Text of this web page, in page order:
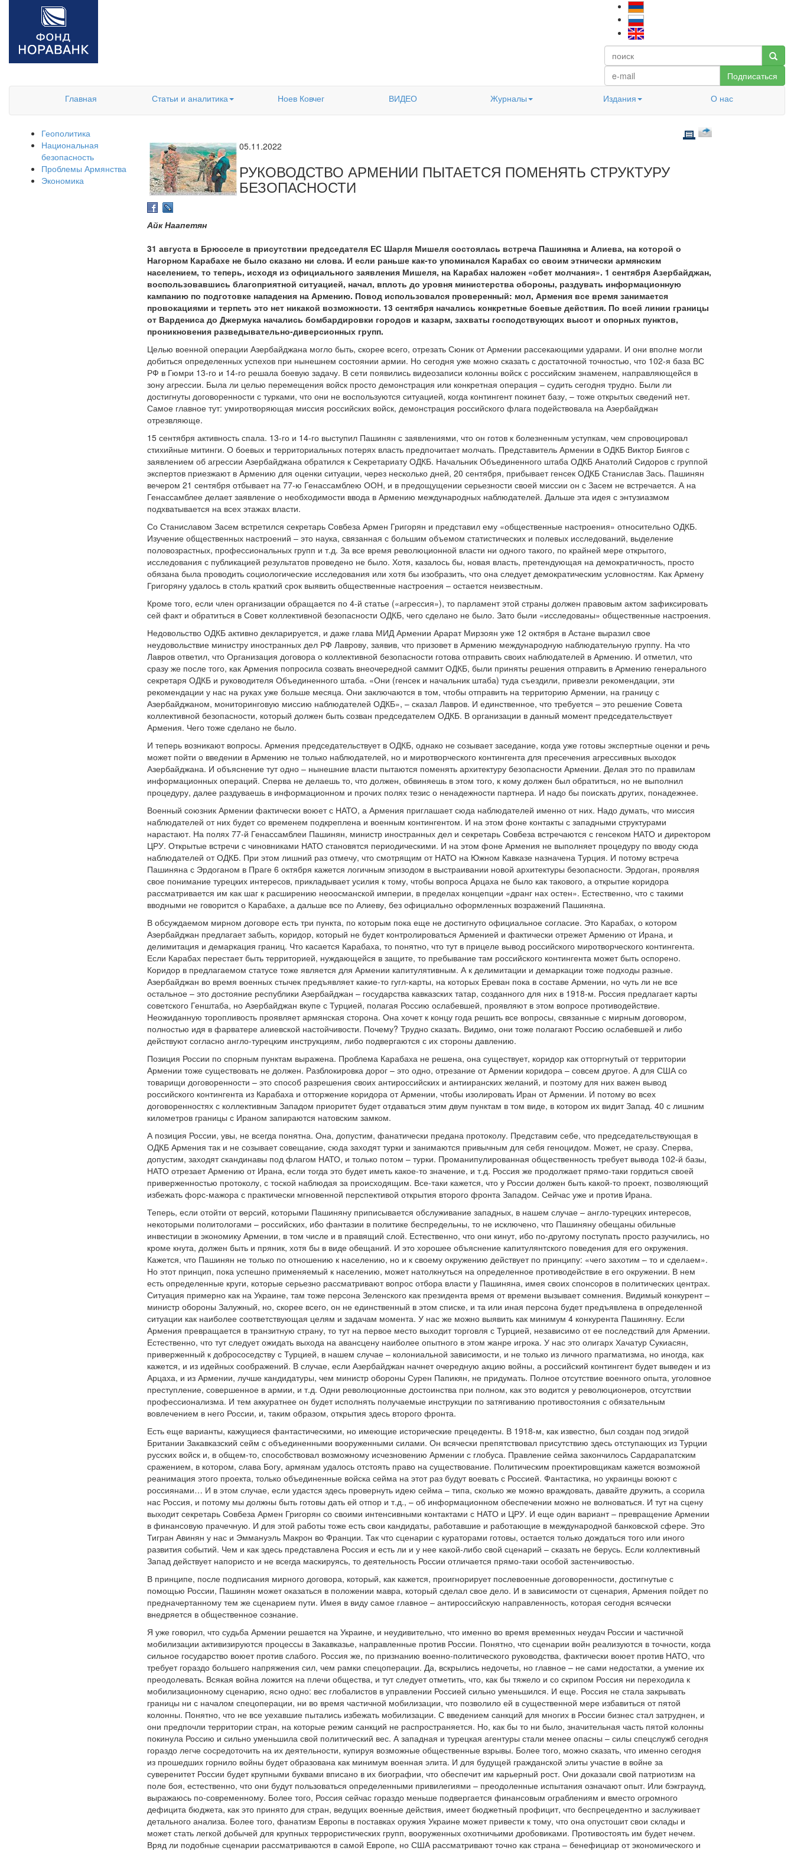
Подписаться
Главная
Статьи и аналитика Ноев Ковчег ВИДЕО Журналы Издания О нас
Геополитика
Национальная
безопасность
Проблемы Армянства
Экономика
05.11.2022
РУКОВОДСТВО АРМЕНИИ ПЫТАЕТСЯ ПОМЕНЯТЬ СТРУКТУРУ
БЕЗОПАСНОСТИ
Айк Наапетян
31 августа в Брюсселе в присутствии председателя ЕС Шарля Мишеля состоялась встреча Пашиняна и Алиева, на которой о
Нагорном Карабахе не было сказано ни слова. И если раньше как-то упоминался Карабах со своим этнически армянским
населением, то теперь, исходя из официального заявления Мишеля, на Карабах наложен «обет молчания». 1 сентября Азербайджан,
воспользовавшись благоприятной ситуацией, начал, вплоть до уровня министерства обороны, раздувать информационную
кампанию по подготовке нападения на Армению. Повод использовался проверенный: мол, Армения все время занимается
провокациями и терпеть это нет никакой возможности. 13 сентября начались конкретные боевые действия. По всей линии границы
от Вардениса до Джермука начались бомбардировки городов и казарм, захваты господствующих высот и опорных пунктов,
проникновения разведывательно-диверсионных групп.
Целью военной операции Азербайджана могло быть, скорее всего, отрезать Сюник от Армении рассекающими ударами. И они вполне могли
добиться определенных успехов при нынешнем состоянии армии. Но сегодня уже можно сказать с достаточной точностью, что 102-я база ВС
РФ в Гюмри 13-го и 14-го решала боевую задачу. В сети появились видеозаписи колонны войск с российским знаменем, направляющейся в
зону агрессии. Была ли целью перемещения войск просто демонстрация или конкретная операция – судить сегодня трудно. Были ли
достигнуты договоренности с турками, что они не воспользуются ситуацией, когда контингент покинет базу, – тоже открытых сведений нет.
Самое главное тут: умиротворяющая миссия российских войск, демонстрация российского флага подействовала на Азербайджан
отрезвляюще.
15 сентября активность спала. 13-го и 14-го выступил Пашинян с заявлениями, что он готов к болезненным уступкам, чем спровоцировал
стихийные митинги. О боевых и территориальных потерях власть предпочитает молчать. Представитель Армении в ОДКБ Виктор Биягов с
заявлением об агрессии Азербайджана обратился к Секретариату ОДКБ. Начальник Объединенного штаба ОДКБ Анатолий Сидоров с группой
экспертов приезжают в Армению для оценки ситуации, через несколько дней, 20 сентября, прибывает генсек ОДКБ Станислав Зась. Пашинян
вечером 21 сентября отбывает на 77-ю Генассамблею ООН, и в предощущении серьезности своей миссии он с Засем не встречается. А на
Генассамблее делает заявление о необходимости ввода в Армению международных наблюдателей. Дальше эта идея с энтузиазмом
подхватывается на всех этажах власти.
Со Станиславом Засем встретился секретарь Совбеза Армен Григорян и представил ему «общественные настроения» относительно ОДКБ.
Изучение общественных настроений – это наука, связанная с большим объемом статистических и полевых исследований, выделение
половозрастных, профессиональных групп и т.д. За все время революционной власти ни одного такого, по крайней мере открытого,
исследования с публикацией результатов проведено не было. Хотя, казалось бы, новая власть, претендующая на демократичность, просто
обязана была проводить социологические исследования или хотя бы изобразить, что она следует демократическим условностям. Как Армену
Григоряну удалось в столь краткий срок выявить общественные настроения – остается неизвестным.
Кроме того, если член организации обращается по 4-й статье («агрессия»), то парламент этой страны должен правовым актом зафиксировать
сей факт и обратиться в Совет коллективной безопасности ОДКБ, чего сделано не было. Зато были «исследованы» общественные настроения.
Недовольство ОДКБ активно декларируется, и даже глава МИД Армении Арарат Мирзоян уже 12 октября в Астане выразил свое
неудовольствие министру иностранных дел РФ Лаврову, заявив, что призовет в Армению международную наблюдательную группу. На что
Лавров ответил, что Организация договора о коллективной безопасности готова отправить своих наблюдателей в Армению. И отметил, что
сразу же после того, как Армения попросила созвать внеочередной саммит ОДКБ, были приняты решения отправить в Армению генерального
секретаря ОДКБ и руководителя Объединенного штаба. «Они (генсек и начальник штаба) туда съездили, привезли рекомендации, эти
рекомендации у нас на руках уже больше месяца. Они заключаются в том, чтобы отправить на территорию Армении, на границу с
Азербайджаном, мониторинговую миссию наблюдателей ОДКБ», – сказал Лавров. И единственное, что требуется – это решение Совета
коллективной безопасности, который должен быть созван председателем ОДКБ. В организации в данный момент председательствует
Армения. Чего тоже сделано не было.
И теперь возникают вопросы. Армения председательствует в ОДКБ, однако не созывает заседание, когда уже готовы экспертные оценки и речь
может пойти о введении в Армению не только наблюдателей, но и миротворческого контингента для пресечения агрессивных выходок
Азербайджана. И объяснение тут одно – нынешние власти пытаются поменять архитектуру безопасности Армении. Делая это по правилам
информационных операций. Сперва не делаешь то, что должен, обвиняешь в этом того, к кому должен был обратиться, но не выполнил
процедуру, далее раздуваешь в информационном и прочих полях тезис о ненадежности партнера. И надо бы поискать других, понадежнее.
Военный союзник Армении фактически воюет с НАТО, а Армения приглашает сюда наблюдателей именно от них. Надо думать, что миссия
наблюдателей от них будет со временем подкреплена и военным контингентом. И на этом фоне контакты с западными структурами
нарастают. На полях 77-й Генассамблеи Пашинян, министр иностранных дел и секретарь Совбеза встречаются с генсеком НАТО и директором
ЦРУ. Открытые встречи с чиновниками НАТО становятся периодическими. И на этом фоне Армения не выполняет процедуру по вводу сюда
наблюдателей от ОДКБ. При этом лишний раз отмечу, что смотрящим от НАТО на Южном Кавказе назначена Турция. И потому встреча
Пашиняна с Эрдоганом в Праге 6 октября кажется логичным эпизодом в выстраивании новой архитектуры безопасности. Эрдоган, проявляя
свое понимание турецких интересов, прикладывает усилия к тому, чтобы вопроса Арцаха не было как такового, а открытие коридора
рассматривается им как шаг к расширению неоосманской империи, в пределах концепции «дранг нах остен». Естественно, что с такими
вводными не говорится о Карабахе, а дальше все по Алиеву, без официально оформленных возражений Пашиняна.
В обсуждаемом мирном договоре есть три пункта, по которым пока еще не достигнуто официальное согласие. Это Карабах, о котором
Азербайджан предлагает забыть, коридор, который не будет контролироваться Арменией и фактически отрежет Армению от Ирана, и
делимитация и демаркация границ. Что касается Карабаха, то понятно, что тут в прицеле вывод российского миротворческого контингента.
Если Карабах перестает быть территорией, нуждающейся в защите, то пребывание там российского контингента может быть оспорено.
Коридор в предлагаемом статусе тоже является для Армении капитулятивным. А к делимитации и демаркации тоже подходы разные.
Азербайджан во время военных стычек предъявляет какие-то гугл-карты, на которых Ереван пока в составе Армении, но чуть ли не все
остальное – это достояние республики Азербайджан – государства кавказских татар, созданного для них в 1918-м. Россия предлагает карты
советского Генштаба, но Азербайджан вкупе с Турцией, полагая Россию ослабевшей, проявляют в этом вопросе противодействие.
Неожиданную торопливость проявляет армянская сторона. Она хочет к концу года решить все вопросы, связанные с мирным договором,
полностью идя в фарватере алиевской настойчивости. Почему? Трудно сказать. Видимо, они тоже полагают Россию ослабевшей и либо
действуют согласно англо-турецким инструкциям, либо подвергаются с их стороны давлению.
Позиция России по спорным пунктам выражена. Проблема Карабаха не решена, она существует, коридор как отторгнутый от территории
Армении тоже существовать не должен. Разблокировка дорог – это одно, отрезание от Армении коридора – совсем другое. А для США со
товарищи договоренности – это способ разрешения своих антироссийских и антииранских желаний, и поэтому для них важен вывод
российского контингента из Карабаха и отторжение коридора от Армении, чтобы изолировать Иран от Армении. И потому во всех
договоренностях с коллективным Западом приоритет будет отдаваться этим двум пунктам в том виде, в котором их видит Запад. 40 с лишним
километров границы с Ираном запираются натовским замком.
А позиция России, увы, не всегда понятна. Она, допустим, фанатически предана протоколу. Представим себе, что председательствующая в
ОДКБ Армения так и не созывает совещание, сюда заходят турки и занимаются привычным для себя геноцидом. Может, не сразу. Сперва,
допустим, заходят скандинавы под флагом НАТО, и только потом – турки. Проманипулированная общественность требует вывода 102-й базы,
НАТО отрезает Армению от Ирана, если тогда это будет иметь какое-то значение, и т.д. Россия же продолжает прямо-таки гордиться своей
приверженностью протоколу, с тоской наблюдая за происходящим. Все-таки кажется, что у России должен быть какой-то проект, позволяющий
избежать форс-мажора с практически мгновенной перспективой открытия второго фронта Западом. Сейчас уже и против Ирана.
Теперь, если отойти от версий, которыми Пашиняну приписывается обслуживание западных, в нашем случае – англо-турецких интересов,
некоторыми политологами – российских, ибо фантазии в политике беспредельны, то не исключено, что Пашиняну обещаны обильные
инвестиции в экономику Армении, в том числе и в правящий слой. Естественно, что они кинут, ибо по-другому поступать просто разучились, но
кроме кнута, должен быть и пряник, хотя бы в виде обещаний. И это хорошее объяснение капитулянтского поведения для его окружения.
Кажется, что Пашинян не только по отношению к населению, но и к своему окружению действует по принципу: «чего захотим – то и сделаем».
Но этот принцип, пока успешно применяемый к населению, может натолкнуться на определенное противодействие в его окружении. В нем
есть определенные круги, которые серьезно рассматривают вопрос отбора власти у Пашиняна, имея своих спонсоров в политических центрах.
Ситуация примерно как на Украине, там тоже персона Зеленского как президента время от времени вызывает сомнения. Видимый конкурент –
министр обороны Залужный, но, скорее всего, он не единственный в этом списке, и та или иная персона будет предъявлена в определенной
ситуации как наиболее соответствующая целям и задачам момента. У нас же можно выявить как минимум 4 конкурента Пашиняну. Если
Армения превращается в транзитную страну, то тут на первое место выходит торговля с Турцией, независимо от ее последствий для Армении.
Естественно, что тут следует ожидать выхода на авансцену наиболее опытного в этом жанре игрока. У нас это олигарх Хачатур Сукиасян,
приверженный к добрососедству с Турцией, в нашем случае – колониальной зависимости, и не только из личного прагматизма, но иногда, как
кажется, и из идейных соображений. В случае, если Азербайджан начнет очередную акцию войны, а российский контингент будет выведен и из
Арцаха, и из Армении, лучше кандидатуры, чем министр обороны Сурен Папикян, не придумать. Полное отсутствие военного опыта, уголовное
преступление, совершенное в армии, и т.д. Одни революционные достоинства при полном, как это водится у революционеров, отсутствии
профессионализма. И тем аккуратнее он будет исполнять получаемые инструкции по затягиванию противостояния с обязательным
вовлечением в него России, и, таким образом, открытия здесь второго фронта.
Есть еще варианты, кажущиеся фантастическими, но имеющие исторические прецеденты. В 1918-м, как известно, был создан под эгидой
Британии Закавказский сейм с объединенными вооруженными силами. Он всячески препятствовал присутствию здесь отступающих из Турции
русских войск и, в общем-то, способствовал возможному исчезновению Армении с глобуса. Правление сейма закончилось Сардарапатским
сражением, в котором, слава Богу, армянам удалось отстоять право на существование. Политическим проектировщикам кажется возможной
реанимация этого проекта, только объединенные войска сейма на этот раз будут воевать с Россией. Фантастика, но украинцы воюют с
россиянами… И в этом случае, если удастся здесь провернуть идею сейма – типа, сколько же можно враждовать, давайте дружить, а ссорила
нас Россия, и потому мы должны быть готовы дать ей отпор и т.д., – об информационном обеспечении можно не волноваться. И тут на сцену
выходит секретарь Совбеза Армен Григорян со своими интенсивными контактами с НАТО и ЦРУ. И еще один вариант – превращение Армении
в финансовую прачечную. И для этой работы тоже есть свои кандидаты, работавшие и работающие в международной банковской сфере. Это
Тигран Авинян у нас и Эммануэль Макрон во Франции. Так что сценарии с кураторами готовы, остается только дождаться того или иного
развития событий. Чем и как здесь представлена Россия и есть ли и у нее какой-либо свой сценарий – сказать не берусь. Если коллективный
Запад действует напористо и не всегда маскируясь, то деятельность России отличается прямо-таки особой застенчивостью.
В принципе, после подписания мирного договора, который, как кажется, проигнорирует послевоенные договоренности, достигнутые с
помощью России, Пашинян может оказаться в положении мавра, который сделал свое дело. И в зависимости от сценария, Армения пойдет по
предначертанному тем же сценарием пути. Имея в виду самое главное – антироссийскую направленность, которая сегодня всячески
внедряется в общественное сознание.
Я уже говорил, что судьба Армении решается на Украине, и неудивительно, что именно во время временных неудач России и частичной
мобилизации активизируются процессы в Закавказье, направленные против России. Понятно, что сценарии войн реализуются в точности, когда
сильное государство воюет против слабого. Россия же, по признанию военно-политического руководства, фактически воюет против НАТО, что
требует гораздо большего напряжения сил, чем рамки спецоперации. Да, вскрылись недочеты, но главное – не сами недостатки, а умение их
преодолевать. Всякая война ложится на плечи общества, и тут следует отметить, что, как бы тяжело и со скрипом Россия ни переходила к
мобилизационному сценарию, ясно одно: вес глобалистов в управлении Россией сильно уменьшился. И еще. Россия не стала закрывать
границы ни с началом спецоперации, ни во время частичной мобилизации, что позволило ей в существенной мере избавиться от пятой
колонны. Понятно, что не все уехавшие пытались избежать мобилизации. С введением санкций для многих в России бизнес стал затруднен, и
они предпочли территории стран, на которые режим санкций не распространяется. Но, как бы то ни было, значительная часть пятой колонны
покинула Россию и сильно уменьшила свой политический вес. А западная и турецкая агентуры стали менее опасны – силы спецслужб сегодня
гораздо легче сосредоточить на их деятельности, купируя возможные общественные взрывы. Более того, можно сказать, что именно сегодня
из прошедших горнило войны будет образована как минимум военная элита. И для будущей гражданской элиты участие в войне за
суверенитет России будет крупными буквами вписано в их биографии, что обеспечит им карьерный рост. Они доказали свой патриотизм на
поле боя, естественно, что они будут пользоваться определенными привилегиями – преодоленные испытания означают опыт. Или бэкграунд,
выражаюсь по-современному. Более того, Россия сейчас гораздо меньше подвергается финансовым ограблениям и вместо огромного
дефицита бюджета, как это принято для стран, ведущих военные действия, имеет бюджетный профицит, что беспрецедентно и заслуживает
детального анализа. Более того, фанатизм Европы в поставках оружия Украине может привести к тому, что она опустошит свои склады и
может стать легкой добычей для крупных террористических групп, вооруженных охотничьими дробовиками. Противостоять им будет нечем.
Вряд ли подобные сценарии рассматриваются в самой Европе, но США рассматривают точно как страна – бенефициар от экономического и